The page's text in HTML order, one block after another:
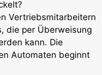
Vertriebsmitarbeitern
die per Überweisung
kann. Die
Automaten beginnt